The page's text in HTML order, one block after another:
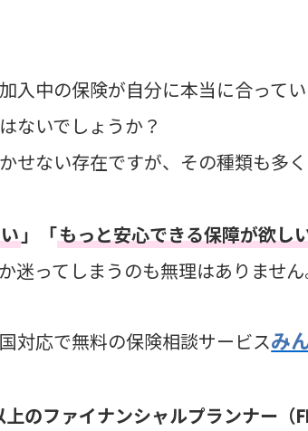
入中の保険が自分に本当に合って
ないでしょうか？
せない存在ですが、その種類も多
」「もっと安心できる保障が欲し
迷ってしまうのも無理はありません
対応で無料の保険相談サービスみ
のファイナンシャルプランナー（